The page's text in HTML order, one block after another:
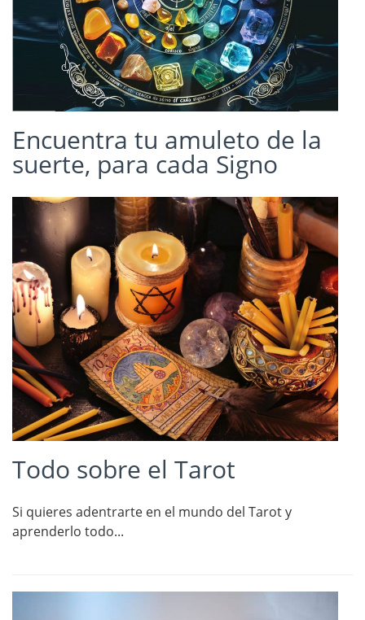
Encuentra tu amuleto de la
suerte, para cada Signo
Todo sobre el Tarot
Si quieres adentrarte en el mundo del Tarot y
aprenderlo todo...